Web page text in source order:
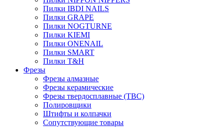
Пилки IBDI NAILS
Пилки GRAPE
Пилки NOGTURNE
Пилки KIEMI
Пилки ONENAIL
Пилки SMART
Пилки T&H
Фрезы
Фрезы алмазные
Фрезы керамические
Фрезы твердосплавные (ТВС)
Полировщики
Штифты и колпачки
Сопутствующие товары